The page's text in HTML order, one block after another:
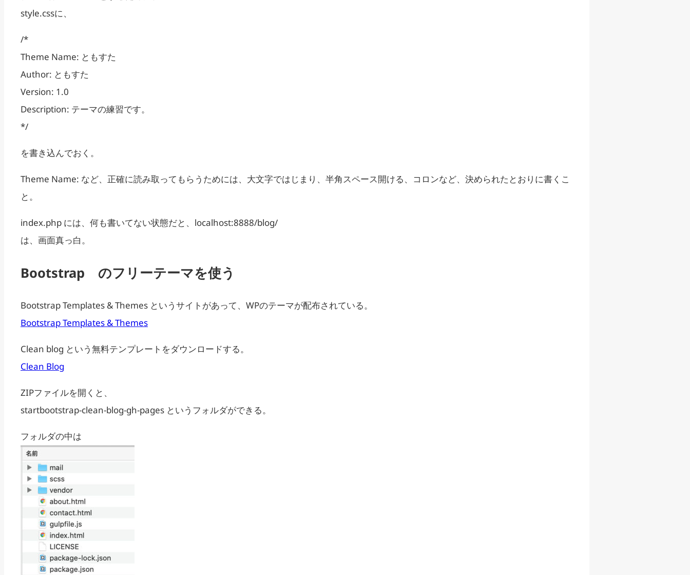
style.cssに、
/*
Theme Name: ともすた
Author: ともすた
Version: 1.0
Description: テーマの練習です。
*/
を書き込んでおく。
Theme Name: など、正確に読み取ってもらうためには、大文字ではじまり、半角スペース開ける、コロンなど、決められたとおりに書くこ
と。
index.php には、何も書いてない状態だと、localhost:8888/blog/
は、画面真っ白。
Bootstrap のフリーテーマを使う
Bootstrap Templates & Themes というサイトがあって、WPのテーマが配布されている。
Bootstrap Templates & Themes
Clean blog という無料テンプレートをダウンロードする。
Clean Blog
ZIPファイルを開くと、
startbootstrap-clean-blog-gh-pages というフォルダができる。
フォルダの中は